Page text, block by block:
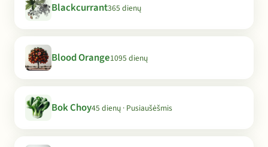
Blackcurrant365 dienų
Blood Orange1095 dienų
Bok Choy45 dienų · Pusiaušėšmis